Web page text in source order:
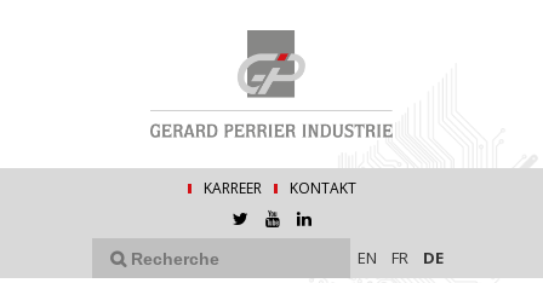
KARREER KONTAKT
EN FR DE